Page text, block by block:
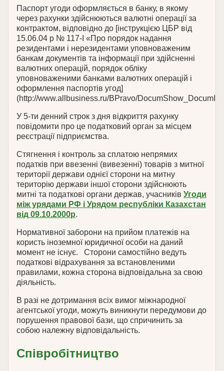
Паспорт угоди оформляється в банку, в якому
через рахунки здійснюються валютні операції за
контрактом, відповідно до [інструкцією ЦБР від
15.06.04 р № 117-І «Про порядок надання
резидентами і нерезидентами уповноваженим
банкам документів та інформації при здійсненні
валютних операцій, порядок обліку
уповноваженими банками валютних операцій і
оформлення паспортів угод]
(http://www.allbusiness.ru/BPravo/
У 5-ти денний строк з дня відкриття рахунку
повідомити про це податковий орган за місцем
реєстрації підприємства.
Стягнення і контроль за сплатою непрямих
податків при ввезенні (вивезенні) товарів з митної
території держави однієї сторони на митну
територію держави іншої сторони здійснюють
митні та податкові органи держав, учасників Угоди
між урядами РФ і Урядом республіки Казахстан
від 09.10.2000р.
Нормативної заборони на прийом платежів на
користь іноземної юридичної особи на даний
момент не існує. Сторони самостійно ведуть
податкові відрахування за встановленими
правилами, кожна сторона відповідальна за свою
діяльність.
В разі не дотримання всіх вимог міжнародної
агентської угоди, можуть виникнути передумови до
порушення правової бази, що спричинить за
собою належну відповідальність.
Співробітництво